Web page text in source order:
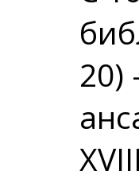
20)